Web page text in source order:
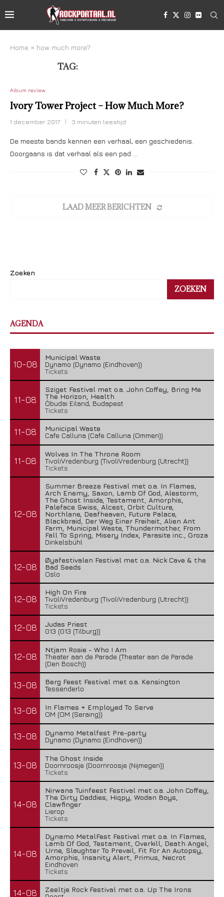
Home » how much more?
TAG:
Album review
Ivory Tower Project – How Much More?
1 december 2017 3 minuten leestijd
De meeste bands kennen een verhaal, een geschiedenis.
Doorgaans is dat verhaal als een pad …
LAAD MEER BERICHTEN
Zoeken
ZOEKEN
AGENDA
10-08
Municipal Waste
Dynamo (Dynamo (Eindhoven))
Tickets
11-08
Sziget Festival met o.a. John Coffey, Bring Me
The Horizon, Health
Óbudai Eiland, Budapest
Tickets
11-08
Municipal Waste
Cafe Calluna (Cafe Calluna (Ommen))
11-08
Wolves In The Throne Room
TivoliVredenburg (TivoliVredenburg (Utrecht))
Tickets
12-08
Summer Breeze Festival met o.a. In Flames,
Arch Enemy, Saxon, Lamb Of God, Alestorm,
The Ghost Inside, Testament, Amorphis,
Paleface Swiss, Alcest, Orbit Culture,
Northlane, Deafheaven, Future Palace,
Blackbraid, Der Weg Einer Freiheit, Alien Ant
Farm, Municipal Waste, Thundermother, From
Fall To Spring, Misery Index, Parasite inc., Groza
Dinkelsbühl
12-08
Øyafestivalen Festival met o.a. Nick Cave & the
Bad Seeds
Oslo
12-08
High On Fire
TivoliVredenburg (TivoliVredenburg (Utrecht))
Tickets
12-08
Judas Priest
013 (013 (Tilburg))
12-08
Ntjam Rosie - Who I Am
Theater aan de Parade (Theater aan de Parade
(Den Bosch))
13-08
Berg Feest Festival met o.a. Kensington
Tessenderlo
13-08
In Flames + Employed To Serve
OM (OM (Seraing))
13-08
Dynamo Metalfest Pre-party
Dynamo (Dynamo (Eindhoven))
13-08
The Ghost Inside
Doornroosje (Doornroosje (Nijmegen))
Tickets
14-08
Nirwana Tuinfeest Festival met o.a. John Coffey,
The Dirty Daddies, Hiqpy, Wodan Boys,
Clawfinger
Lierop
Tickets
14-08
Dynamo MetalFest Festival met o.a. In Flames,
Lamb Of God, Testament, Overkill, Death Angel,
Urne, Slaughter To Prevail, Fit For An Autopsy,
Amorphis, Insanity Alert, Primus, Necrot
Eindhoven
Tickets
14-08
Zeeltje Rock Festival met o.a. Up The Irons